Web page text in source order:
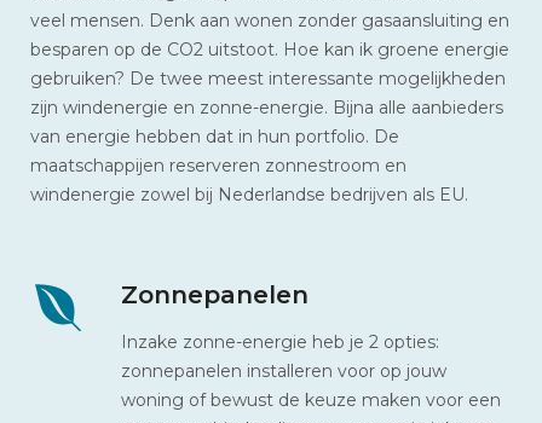
veel mensen. Denk aan wonen zonder gasaansluiting en
besparen op de CO2 uitstoot. Hoe kan ik groene energie
gebruiken? De twee meest interessante mogelijkheden
zijn windenergie en zonne-energie. Bijna alle aanbieders
van energie hebben dat in hun portfolio. De
maatschappijen reserveren zonnestroom en
windenergie zowel bij Nederlandse bedrijven als EU.
Zonnepanelen
Inzake zonne-energie heb je 2 opties:
zonnepanelen installeren voor op jouw
woning of bewust de keuze maken voor een